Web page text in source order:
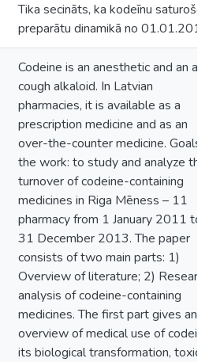
Tika secināts, ka kodeīnu saturošo
preparātu dinamikā no
Codeine is an anesthetic and an
cough alkaloid. In Latvian
pharmacies, it is available as a
prescription medicine and as an
over-the-counter medicine. Goals
the work: to study and analyze the
turnover of codeine-containing
medicines in Riga Mēness – 11
pharmacy from 1 January 2011 to
31 December 2013. The paper
consists of two main parts: 1)
Overview of literature; 2) Research
analysis of codeine-containing
medicines. The first part gives an
overview of medical use of
its biological transformation, toxic